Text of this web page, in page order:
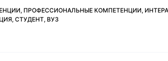
ПРОФЕССИОНАЛЬНЫЕ КОМПЕТЕНЦИИ,
СТУДЕНТ, ВУЗ